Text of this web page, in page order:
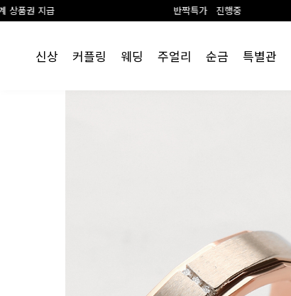
신상 커플링 웨딩 주얼리 순금 특별관